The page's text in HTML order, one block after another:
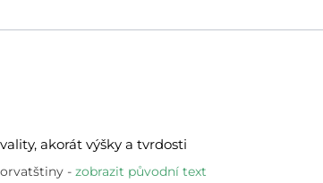
akorát výšky a tvrdosti
zobrazit původní text